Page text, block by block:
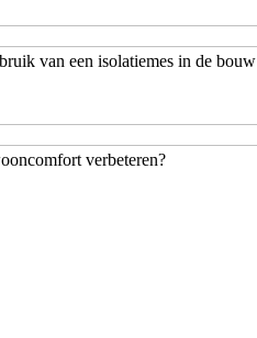
van een isolatiemes in de bouw
verbeteren?